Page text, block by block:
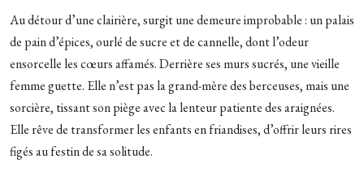
Au détour d’une clairière, surgit une demeure improbable : un palais
de pain d’épices, ourlé de sucre et de cannelle, dont l’odeur
ensorcelle les cœurs affamés. Derrière ses murs sucrés, une vieille
femme guette. Elle n’est pas la grand-mère des berceuses, mais une
sorcière, tissant son piège avec la lenteur patiente des araignées.
Elle rêve de transformer les enfants en friandises, d’offrir leurs rires
figés au festin de sa solitude.